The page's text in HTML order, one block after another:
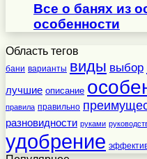
Все о банях из
особенности
Область тегов
бани варианты виды выбор
лучшие описание
правила правильно
разновидности руками
удобрение